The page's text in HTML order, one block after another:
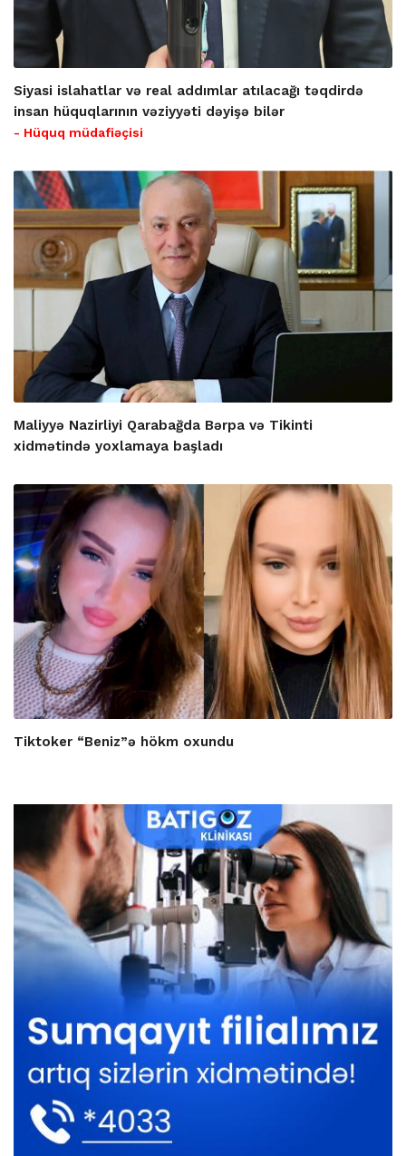
Siyasi islahatlar və real addımlar atılacağı təqdirdə
insan hüquqlarının vəziyyəti dəyişə bilər
- Hüquq müdafiəçisi
Maliyyə Nazirliyi Qarabağda Bərpa və Tikinti
xidmətində yoxlamaya başladı
Tiktoker “Beniz”ə hökm oxundu